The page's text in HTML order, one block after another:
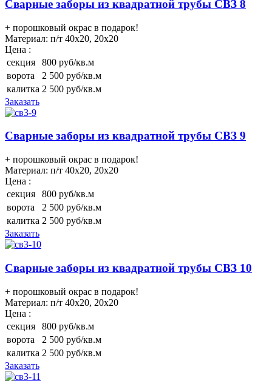
Сварные заборы из квадратной трубы СВЗ 8
+ порошковый окрас в подарок!
Материал: п/т 40х20, 20х20
Цена :
секция
800 руб/кв.м
ворота
2 500 руб/кв.м
калитка 2 500 руб/кв.м
Заказать
Сварные заборы из квадратной трубы СВЗ 9
+ порошковый окрас в подарок!
Материал: п/т 40х20, 20х20
Цена :
секция
800 руб/кв.м
ворота
2 500 руб/кв.м
калитка 2 500 руб/кв.м
Заказать
Сварные заборы из квадратной трубы СВЗ 10
+ порошковый окрас в подарок!
Материал: п/т 40х20, 20х20
Цена :
секция
800 руб/кв.м
ворота
2 500 руб/кв.м
калитка 2 500 руб/кв.м
Заказать